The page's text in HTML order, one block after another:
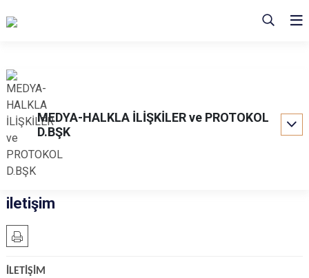
MEDYA-HALKLA İLİŞKİLER ve PROTOKOL
D.BŞK
iletişim
İLETİŞİM